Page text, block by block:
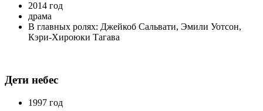
2014 год
драма
В главных ролях: Джейкоб Сальвати, Эмили Уотсон,
Кэри-Хироюки Тагава
Дети небес
1997 год